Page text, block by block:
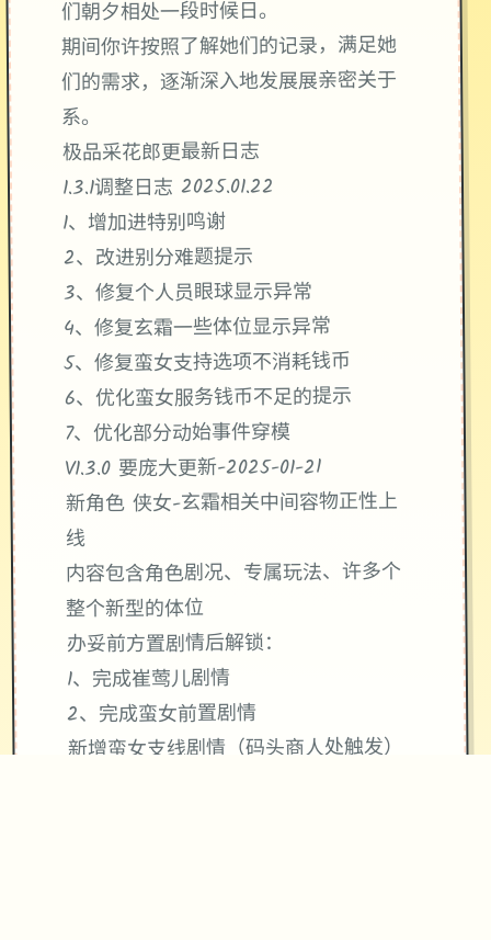
们朝夕相处一段时候日。
期间你许按照了解她们的记录，满足她
们的需求，逐渐深入地发展展亲密关于
系。
极品采花郎更最新日志
1.3.1调整日志 2025.01.22
1、增加进特别鸣谢
2、改进别分难题提示
3、修复个人员眼球显示异常
4、修复玄霜一些体位显示异常
5、修复蛮女支持选项不消耗钱币
6、优化蛮女服务钱币不足的提示
7、优化部分动始事件穿模
V1.3.0 要庞大更新-2025-01-21
新角色 侠女-玄霜相关中间容物正性上
线
内容包含角色剧况、专属玩法、许多个
整个新型的体位
办妥前方置剧情后解锁：
1、完成崔莺儿剧情
2、完成蛮女前置剧情
新增蛮女支线剧情（码头商人处触发）